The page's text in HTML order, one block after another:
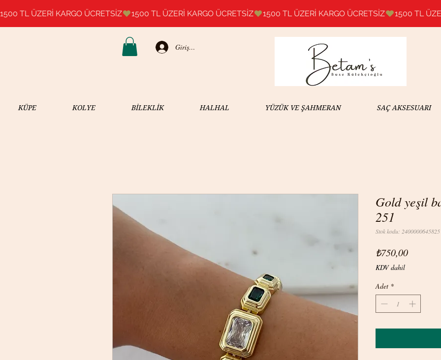
1500 TL ÜZERİ KARGO ÜCRETSİZ
Giriş Yap
KÜPE KOLYE BİLEKLİK HALHAL YÜZÜK VE ŞAHMERAN SAÇ AKSESUARI
Gold yeşil
251
Stok kodu: 2400000645825
₺750,00Fiyat
KDV dahil
Adet *